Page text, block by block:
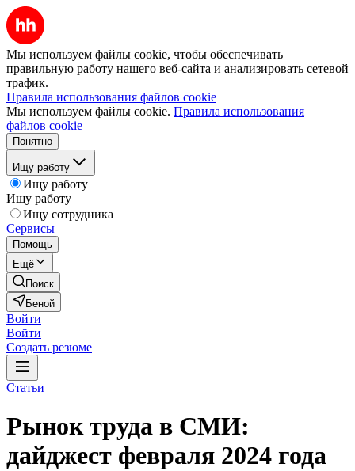
Мы используем файлы cookie, чтобы обеспечивать
правильную работу нашего веб-сайта и анализировать сетевой
трафик.
Правила использования файлов cookie
Мы используем файлы cookie. Правила использования
файлов cookie
Понятно
Ищу работу
Ищу работу
Ищу работу
Ищу сотрудника
Сервисы
Помощь
Ещё
Поиск
Беной
Войти
Войти
Создать резюме
Статьи
Рынок труда в СМИ:
дайджест февраля 2024 года